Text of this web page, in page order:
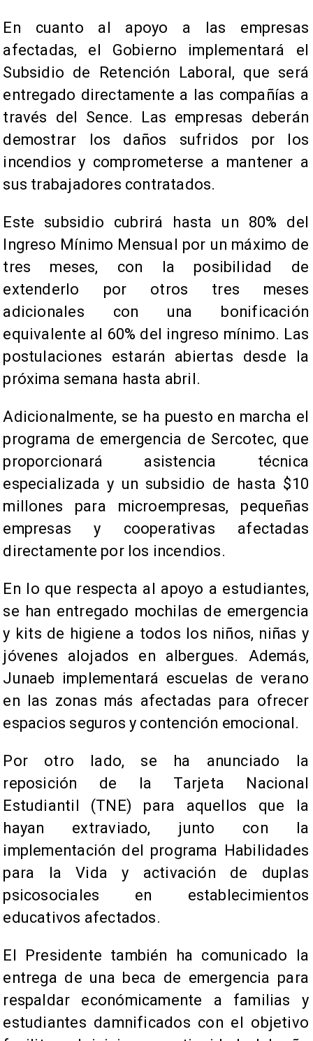
En cuanto al apoyo a las empresas
afectadas, el Gobierno implementará el
Subsidio de Retención Laboral, que será
entregado directamente a las compañías a
través del Sence. Las empresas deberán
demostrar los daños sufridos por los
incendios y comprometerse a mantener a
sus trabajadores contratados.
Este subsidio cubrirá hasta un 80% del
Ingreso Mínimo Mensual por un máximo de
tres meses, con la posibilidad de
extenderlo por otros tres meses
adicionales con una bonificación
equivalente al 60% del ingreso mínimo. Las
postulaciones estarán abiertas desde la
próxima semana hasta abril.
Adicionalmente, se ha puesto en marcha el
programa de emergencia de Sercotec, que
proporcionará asistencia técnica
especializada y un subsidio de hasta $10
millones para microempresas, pequeñas
empresas y cooperativas afectadas
directamente por los incendios.
En lo que respecta al apoyo a estudiantes,
se han entregado mochilas de emergencia
y kits de higiene a todos los niños, niñas y
jóvenes alojados en albergues. Además,
Junaeb implementará escuelas de verano
en las zonas más afectadas para ofrecer
espacios seguros y contención emocional.
Por otro lado, se ha anunciado la
reposición de la Tarjeta Nacional
Estudiantil (TNE) para aquellos que la
hayan extraviado, junto con la
implementación del programa Habilidades
para la Vida y activación de duplas
psicosociales en establecimientos
educativos afectados.
El Presidente también ha comunicado la
entrega de una beca de emergencia para
respaldar económicamente a familias y
estudiantes damnificados con el objetivo